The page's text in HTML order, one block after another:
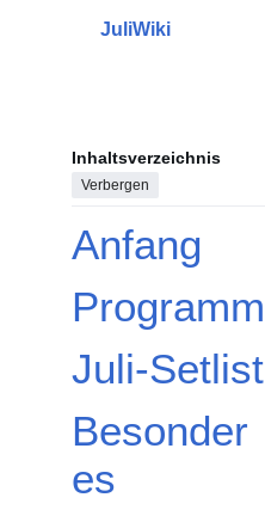
Hauptmenü
JuliWiki
Inhaltsverzeichnis
Verbergen
Anfang
Programm
Juli-Setlist
Besonder
es